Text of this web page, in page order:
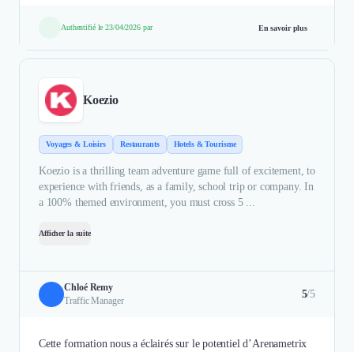
Authentifié le 23/04/2026 par En savoir plus
Koezio
Voyages & Loisirs Restaurants Hotels & Tourisme
Koezio is a thrilling team adventure game full of excitement, to
experience with friends, as a family, school trip or company. In
a 100% themed environment, you must cross 5 ...
Afficher la suite
Chloé Remy
Traffic Manager
5/5
Cette formation nous a éclairés sur le potentiel d’Arenametrix